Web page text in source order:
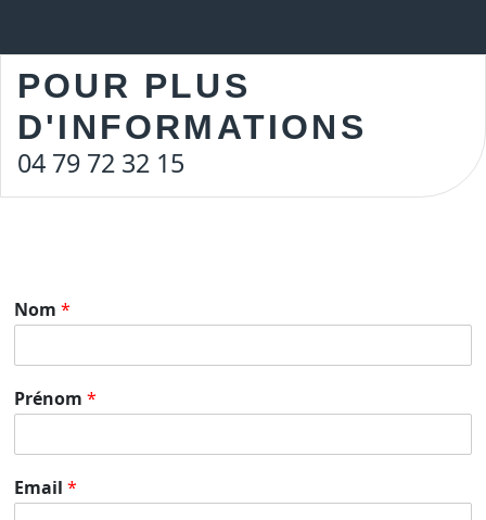
POUR PLUS
D'INFORMATIONS
04 79 72 32 15
Nom *
Prénom *
Email *